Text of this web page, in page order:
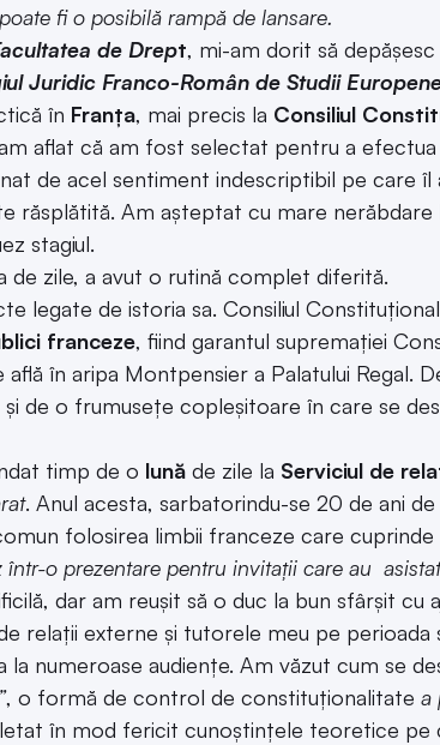
fi o posibilă rampă de lansare.
de Drept, mi-am dorit să
Juridic Franco-Român de Studii
în Franța, mai precis la Consiliul
aflat că am fost selectat pentru a efectua
de acel sentiment indescriptibil pe care îl
răsplătită. Am așteptat cu mare
stagiul.
de zile, a avut o rutină complet diferită.
legate de istoria sa. Consiliul
franceze, fiind garantul supremației
în aripa Montpensier a Palatului Regal.
de o frumusețe copleșitoare în care se
timp de o lună de zile la Serviciul de
. Anul acesta, sarbatorindu-se 20 de ani
folosirea limbii franceze care
într-o prezentare pentru invitații care au
dar am reușit să o duc la bun sfârșit cu
relații externe și tutorele meu pe perioada
numeroase audiențe. Am văzut cum se
, o formă de control de constituționalitate a
în mod fericit cunoștințele teoretice pe